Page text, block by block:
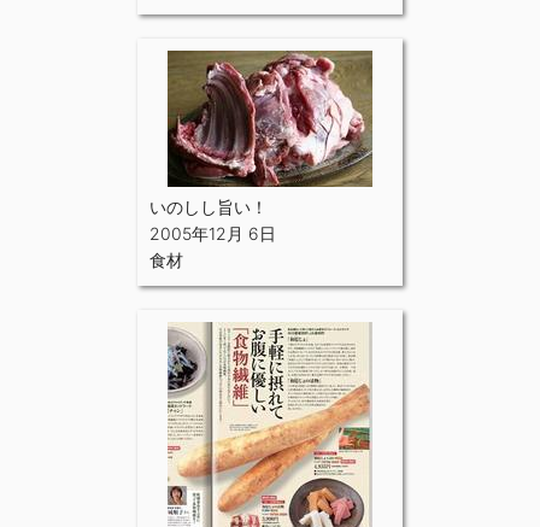
いのしし旨い！
2005年12月 6日
食材